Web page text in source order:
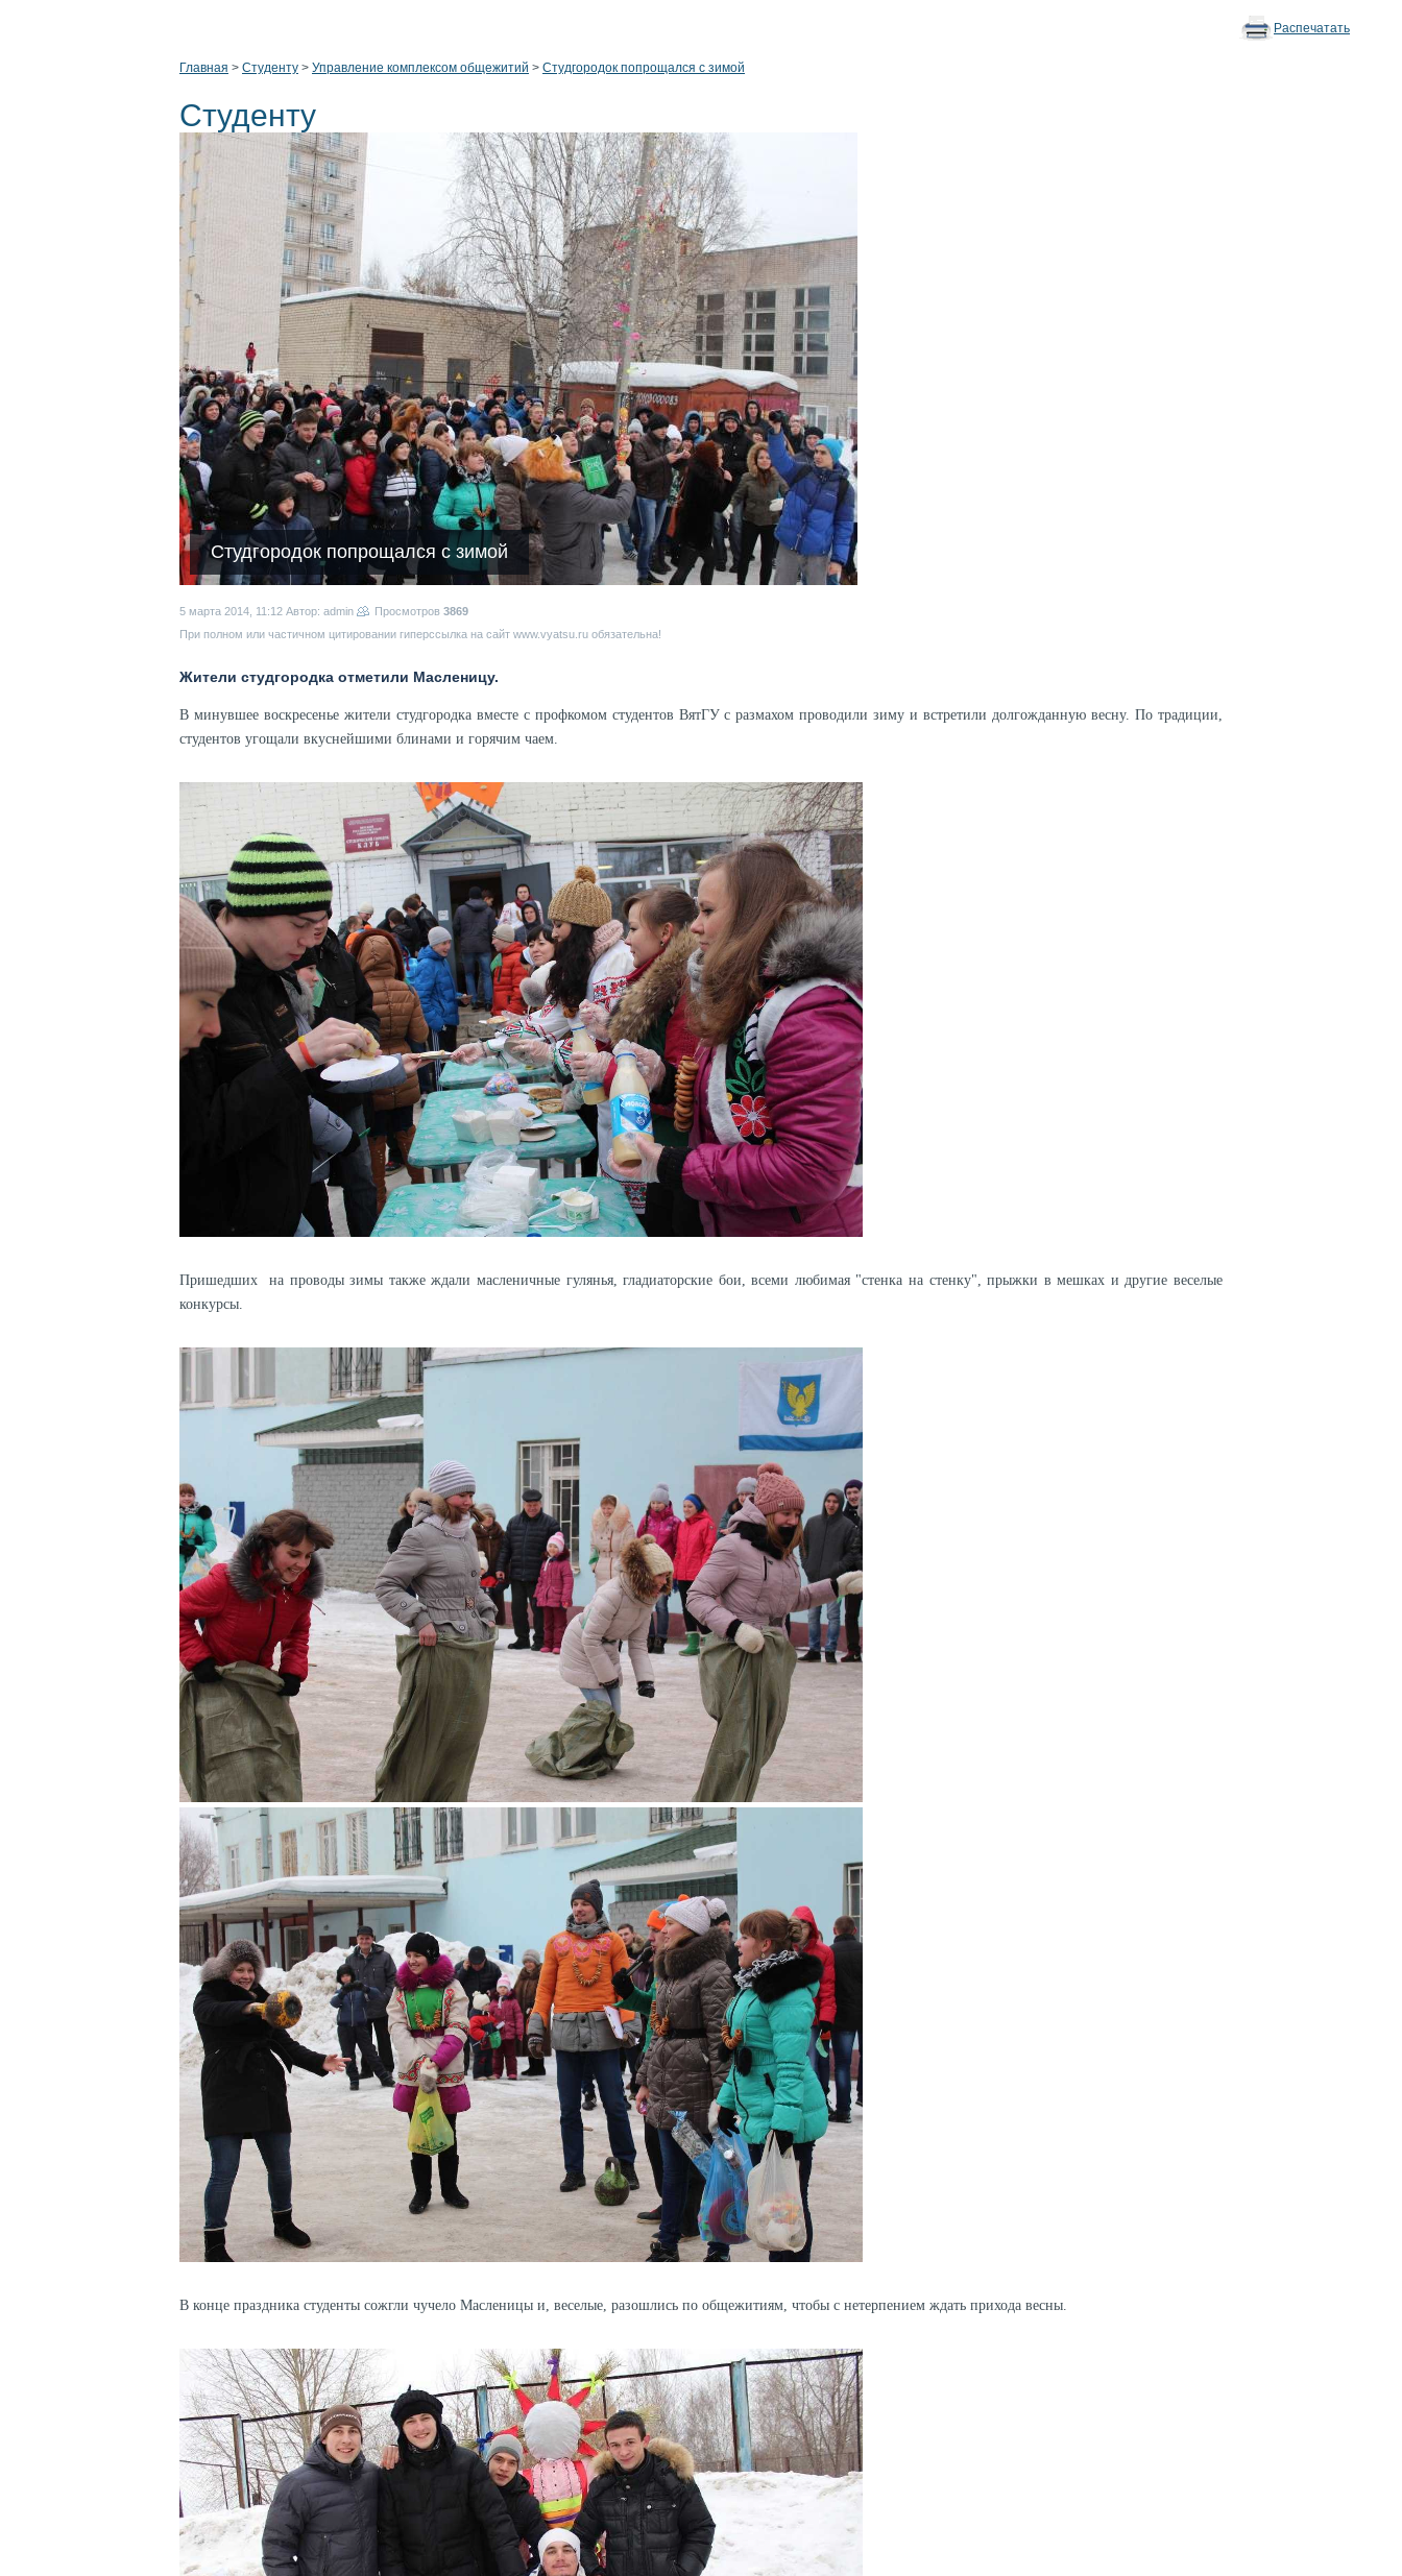
Распечатать
Главная > Студенту > Управление комплексом общежитий > Студгородок попрощался с зимой
Студенту
Студгородок попрощался с зимой
5 марта 2014, 11:12 Автор: admin Просмотров 3869
При полном или частичном цитировании гиперссылка на сайт www.vyatsu.ru обязательна!
Жители студгородка отметили Масленицу.
В минувшее воскресенье жители студгородка вместе с профкомом студентов ВятГУ с размахом проводили зиму и встретили долгожданную весну. По традиции,
студентов угощали вкуснейшими блинами и горячим чаем.
Пришедших на проводы зимы также ждали масленичные гулянья, гладиаторские бои, всеми любимая "стенка на стенку", прыжки в мешках и другие веселые
конкурсы.
В конце праздника студенты сожгли чучело Масленицы и, веселые, разошлись по общежитиям, чтобы с нетерпением ждать прихода весны.